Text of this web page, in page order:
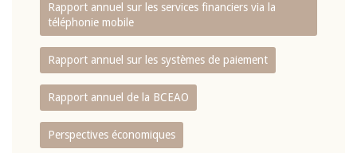
Rapport annuel sur les services financiers via la
téléphonie mobile
Rapport annuel sur les systèmes de paiement
Rapport annuel de la BCEAO
Perspectives économiques